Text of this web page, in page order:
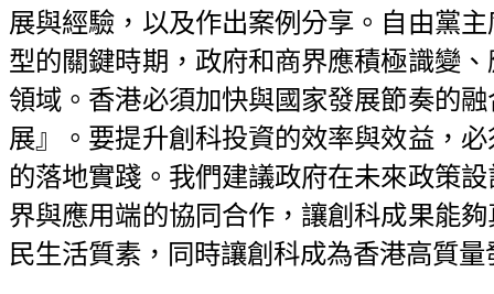
展與經驗，以及作出案例分享。自由黨
型的關鍵時期，政府和商界應積極識變
領域。香港必須加快與國家發展節奏的
展』。要提升創科投資的效率與效益，
的落地實踐。我們建議政府在未來政策
界與應用端的協同合作，讓創科成果能
民生活質素，同時讓創科成為香港高質